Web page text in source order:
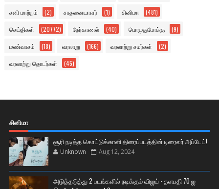
சனி மாற்றம் (2) சாதனையாளர் (1) சினிமா (481)
செய்திகள் (20772) நேர்காணல் (40) பொழுதுபோக்கு (9)
மண்வாசம் (18) வரலாறு (166) வரலாற்று சமர்கள் (2)
வரலாற்று தொடர்கள் (45)
சினிமா
சூரி நடித்த கொட்டுக்காளி திரைப்படத்தின் டிரைலர் அப்டேட்!
Unknown Aug 12, 2024
அடுத்தடுத்து 2 படங்களில் நடிக்கும் விஜய் - தளபதி 70 ஐ